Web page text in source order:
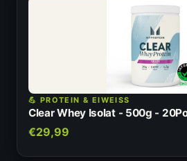
💪 PROTEIN & EIWEISS
Clear Whey Isolat - 500g -
€29,99